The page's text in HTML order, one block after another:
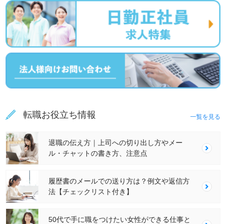
転職お役立ち情報 一覧を見る
退職の伝え方｜上司への切り出し方やメー
ル・チャットの書き方、注意点
履歴書のメールでの送り方は？例文や返信方
法【チェックリスト付き】
50代で手に職をつけたい女性ができる仕事と